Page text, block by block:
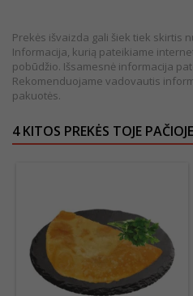
Prekės išvaizda gali šiek tiek skirtis
Informacija, kurią pateikiame
pobūdžio. Išsamesnė informacija
Rekomenduojame vadovautis
pakuotės.
4 KITOS PREKĖS TOJE